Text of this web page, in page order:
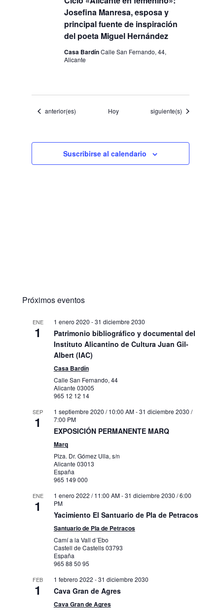
Josefina Manresa, esposa y
principal fuente de inspiración
del poeta Miguel Hernández
Casa BardínCalle San Fernando, 44,
Alicante
Eventos
anterior(es) Hoy Eventos
siguiente(s)
Suscribirse al calendario
Próximos eventos
ENE
1
1 enero 2020 -31 diciembre 2030
Patrimonio bibliográfico y documental del
Instituto Alicantino de Cultura Juan Gil-
Albert (IAC)
Casa Bardín
Calle San Fernando, 44
Alicante 03005
965 12 12 14
SEP
1
1 septiembre 2020 / 10:00 AM-31 diciembre 2030 /
7:00 PM
EXPOSICIÓN PERMANENTE MARQ
Marq
Plza. Dr. Gómez Ulla, s/n
Alicante 03013
España
965 149 000
ENE
1
1 enero 2022 / 11:00 AM-31 diciembre 2030 / 6:00
PM
Yacimiento El Santuario de Pla de Petracos
Santuario de Pla de Petracos
Camí a la Vall d´Ebo
Castell de Castells03793
España
965 88 50 95
FEB
1
1 febrero 2022 -31 diciembre 2030
Cava Gran de Agres
Cava Gran de Agres